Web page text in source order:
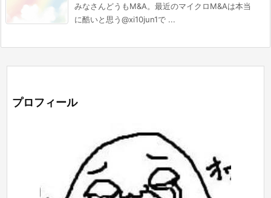
みなさんどうもM&A。最近のマイクロM&Aは本当
に酷いと思う@xi10jun1で ...
プロフィール